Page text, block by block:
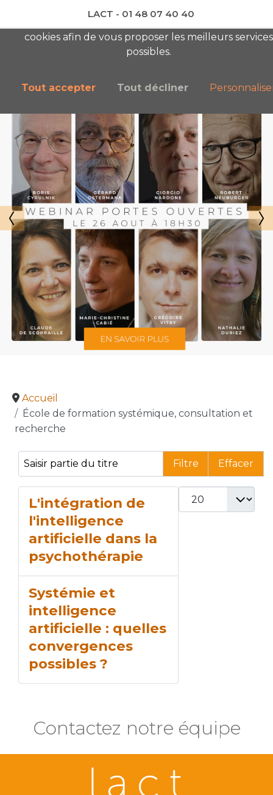
newsletter AC
Accueil
École de formation systémique, consultation et
recherche
Saisir partie du titre
Filtre Effacer
Afficher #
L'intégration de
l'intelligence
artificielle dans la
psychothérapie
Systémie et
intelligence
artificielle : quelles
convergences
possibles ?
Contactez notre équipe
cookies afin de vous proposer les meilleurs services
possibles.
Tout accepter Tout décliner
LACT - 01 48 07 40 40